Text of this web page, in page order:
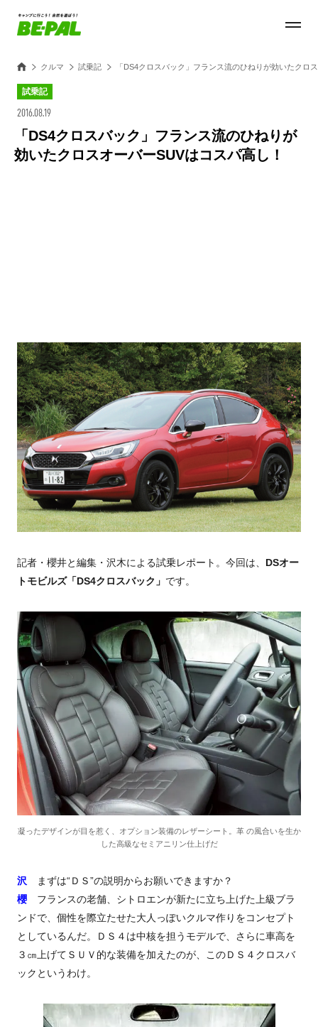
クルマ 試乗記 「DS4クロスバック」フランス流のひねりが効いたクロ
試乗記
2016.08.19
「DS4クロスバック」フランス流のひねりが
効いたクロスオーバーSUVはコスパ高し！
記者・櫻井と編集・沢木による試乗レポート。今回は、 DSオー
トモビルズ「DS4クロスバック」 です。
凝ったデザインが目を惹く、オプション装備のレザーシート。革 の風合いを生か
した高級なセミアニリン仕上げだ
沢 まずは“ＤＳ”の説明からお願いできますか？
櫻 フランスの老舗、シトロエンが新たに立ち上げた上級ブラ
ンドで、個性を際立たせた大人っぽいクルマ作りをコンセプト
としているんだ。ＤＳ４は中核を担うモデルで、さらに車高を
３㎝上げてＳＵＶ的な装備を加えたのが、このＤＳ４クロスバ
ックというわけ。